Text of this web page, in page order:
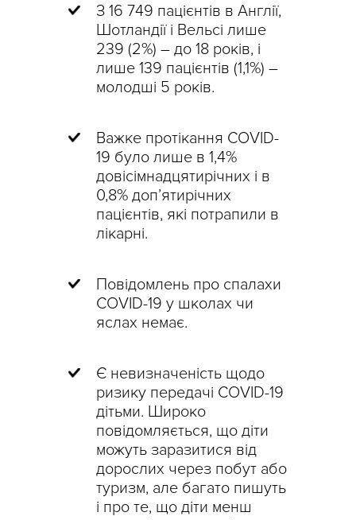
З 16 749 пацієнтів в Англії,
Шотландії і Вельсі лише
239 (2%) – до 18 років, і
лише 139 пацієнтів (1,1%) –
молодші 5 років.
Важке протікання COVID-
19 було лише в 1,4%
довісімнадцятирічних і в
0,8% доп’ятирічних
пацієнтів, які потрапили в
лікарні.
Повідомлень про спалахи
COVID-19 у школах чи
яслах немає.
Є невизначеність щодо
ризику передачі COVID-19
дітьми. Широко
повідомляється, що діти
можуть заразитися від
дорослих через побут або
туризм, але багато пишуть
і про те, що діти менш